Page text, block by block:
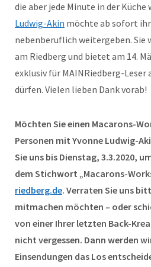
die aber jede Minute in der
Ludwig-Akin möchte ab sofort
nebenberuflich weitergeben.
am Riedberg und bietet am 14.
exklusiv für MAINRiedberg-
dürfen. Vielen lieben Dank vorab!
Möchten Sie einen Macarons-
Personen mit Yvonne Ludwig-
Sie uns bis Dienstag, 3.3.2020,
dem Stichwort „Macarons-
riedberg.de. Verraten Sie uns
mitmachen möchten – oder
von einer Ihrer letzten Back-
nicht vergessen. Dann werden
Einsendungen das Los